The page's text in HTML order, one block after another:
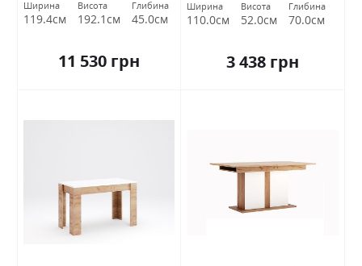
Ширина
119.4см
Висота
192.1см
Глибина
45.0см
11 530 грн
Ширина
110.0см
Висота
52.0см
Глибина
70.0см
3 438 грн